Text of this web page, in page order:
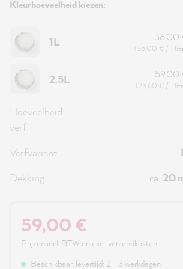
Kleurhoeveelheid kiezen:
1L 36,00
(36,00 € / 1
2.5L 59,00
(23,60 € / 1
Hoeveelheid
verf
Verfvariant
Dekking
ca. 20
59,00 €
Prijzen incl. BTW en excl. verzendkosten
Beschikbaar, levertijd: 2 - 3 werkdagen